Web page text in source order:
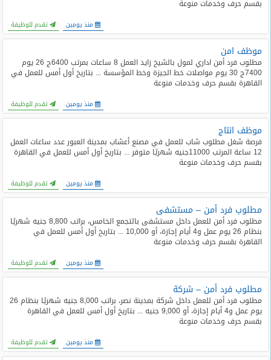
بقسم حرف وخدمات منوعة
منذ يومين تقدم للوظيفة
موظف امن
مطلوب فرد أمن اداري لمول بالشيخ زايد العمل 8 ساعات بمرتب 6400ج 26 يوم
7400ج 30 يوم مواصلات خط الجيزة وخط المؤسسة ... بتاريخ أول أمس للعمل في
القاهرة بقسم حرف وخدمات منوعة
منذ يومين تقدم للوظيفة
موظف انتاج
فرصة شغل مطلوب شاب للعمل في مصنع أعشاب بمدينة العبور عدد ساعات العمل
12 ساعة المرتب 11000جنيه شهريًا متوفر ... بتاريخ أول أمس للعمل في القاهرة
بقسم حرف وخدمات منوعة
منذ يومين تقدم للوظيفة
مطلوب فرد أمن – مستشفى
مطلوب فرد أمن للعمل داخل مستشفى بالتجمع الخامس، براتب 8,800 جنيه شهريًا
بنظام 26 يوم عمل و4 أيام إجازة، أو 10,000 ... بتاريخ أول أمس للعمل في
القاهرة بقسم حرف وخدمات منوعة
منذ يومين تقدم للوظيفة
مطلوب فرد أمن – شركة
مطلوب فرد أمن للعمل داخل شركة بمدينة نصر، براتب 8,000 جنيه شهريًا بنظام 26
يوم عمل و4 أيام إجازة، أو 9,000 جنيه ... بتاريخ أول أمس للعمل في القاهرة
بقسم حرف وخدمات منوعة
منذ يومين تقدم للوظيفة